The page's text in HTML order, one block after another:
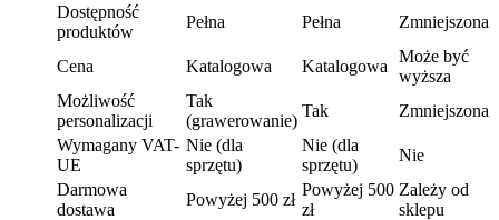
Dostępność
produktów
Pełna Pełna Zmniejszona
Cena Katalogowa Katalogowa
Może być
wyższa
Możliwość
personalizacji
Tak
(grawerowanie)
Tak
Zmniejszona
Wymagany VAT-
UE
Nie (dla
sprzętu)
Nie (dla
sprzętu)
Nie
Darmowa
dostawa
Powyżej 500 zł
Powyżej 500
zł
Zależy od
sklepu